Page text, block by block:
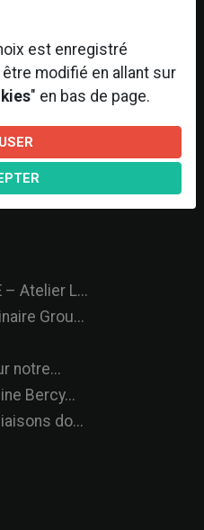
– Atelier L...
Grou...
notre...
Bercy...
do...
est enregistré
modifié en allant sur
" en bas de page.